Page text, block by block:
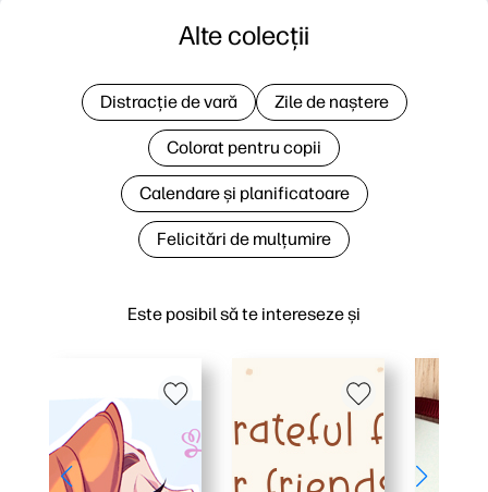
Este posibil să te intereseze și
Alte colecții
Distracție de vară Zile de naștere
Colorat pentru copii
Calendare și planificatoare
Felicitări de mulțumire